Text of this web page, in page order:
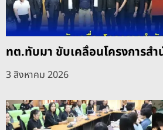
ทต.ทับมา ขับเคลื่อนโครงการสำ
3 สิงหาคม 2026